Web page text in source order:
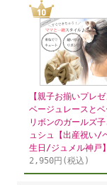
【親子お揃いプレゼ
ベージュレースとベ
リボンのガールズ
ュシュ【出産祝い/
生日/ジュメル神戸】
2,950円(税込)